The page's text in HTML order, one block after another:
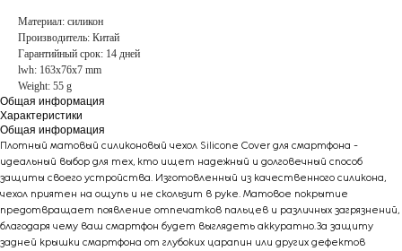
Материал: силикон
Производитель: Китай
Гарантийный срок: 14 дней
lwh: 163x76x7 mm
Weight: 55 g
Общая информация
Характеристики
Общая информация
Плотный матовый силиконовый чехол Silicone Cover для смартфона -
идеальный выбор для тех, кто ищет надежный и долговечный способ
защиты своего устройства. Изготовленный из качественного силикона,
чехол приятен на ощупь и не скользит в руке. Матовое покрытие
предотвращает появление отпечатков пальцев и различных загрязнений,
благодаря чему ваш смартфон будет выглядеть аккуратно.За защиту
задней крышки смартфона от глубоких царапин или других дефектов